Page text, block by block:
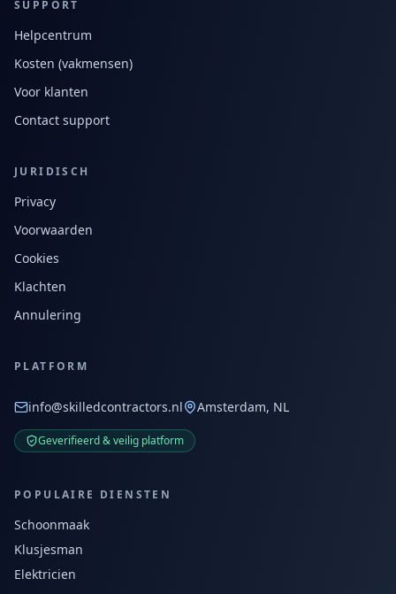
SUPPORT
Helpcentrum
Kosten (vakmensen)
Voor klanten
Contact support
JURIDISCH
Privacy
Voorwaarden
Cookies
Klachten
Annulering
PLATFORM
info@skilledcontractors.nl Amsterdam, NL
Geverifieerd & veilig platform
POPULAIRE DIENSTEN
Schoonmaak
Klusjesman
Elektricien